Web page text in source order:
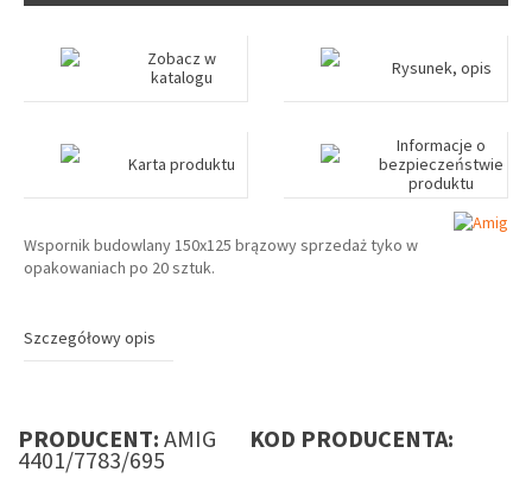
Zobacz w
katalogu
Rysunek, opis
Karta produktu
Informacje o
bezpieczeństwie
produktu
Wspornik budowlany 150x125 brązowy sprzedaż tyko w
opakowaniach po 20 sztuk.
Szczegółowy opis
PRODUCENT: AMIG KOD PRODUCENTA:
4401/7783/695